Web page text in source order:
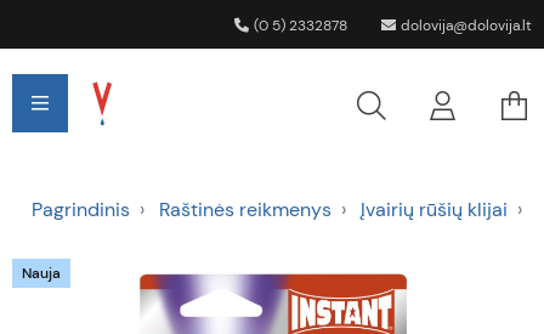
(0 5) 2332878 dolovija@dolovija.lt
Pagrindinis Raštinės reikmenys Įvairių rūšių klijai
Nauja